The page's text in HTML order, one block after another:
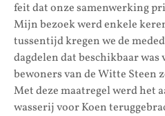
feit dat onze samenwerking
Mijn bezoek werd enkele
tussentijd kregen we de
dagdelen dat beschikbaar
bewoners van de Witte Steen
Met deze maatregel werd het
wasserij voor Koen